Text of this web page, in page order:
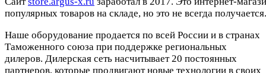
популярных товаров на складе, но это не всегда
Наше оборудование продается по всей России и в странах
Таможенного союза при поддержке региональных
дилеров. Дилерская сеть насчитывает 20 постоянных
партнеров, которые продвигают новые технологии в своих